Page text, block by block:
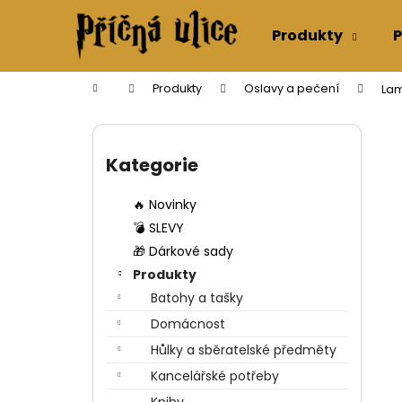
Produkty
Domů Produkty Oslavy a pečení
kategorie
Kategorie
🔥 Novinky
💣 SLEVY
🎁 Dárkové sady
Produkty
Batohy a tašky
Domácnost
Hůlky a sběratelské předměty
Kancelářské potřeby
í
Zpět
do
Zpět
do